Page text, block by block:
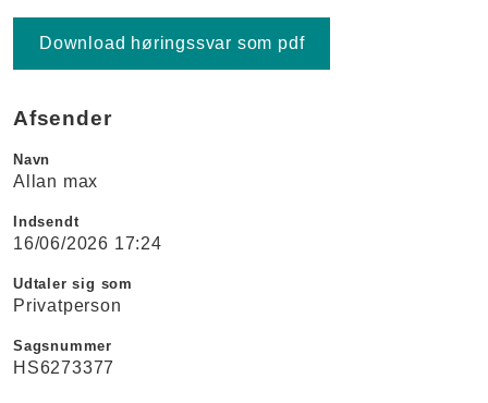
Download høringssvar som pdf
Afsender
Navn
Allan max
Indsendt
16/06/2026 17:24
Udtaler sig som
Privatperson
Sagsnummer
HS6273377